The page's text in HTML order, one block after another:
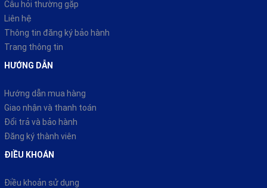
Câu hỏi thường gặp
Liên hệ
Thông tin đăng ký bảo hành
Trang thông tin
HƯỚNG DẪN
Hướng dẫn mua hàng
Giao nhận và thanh toán
Đổi trả và bảo hành
Đăng ký thành viên
ĐIỀU KHOÁN
Điều khoản sử dụng